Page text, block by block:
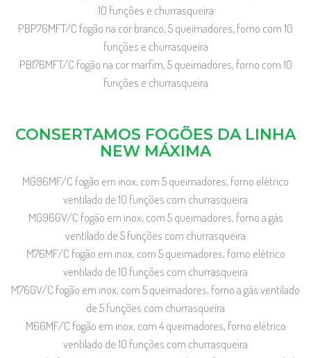
10 funções e churrasqueira
PBP76MFT/C fogão na cor branco, 5 queimadores, forno com 10
funções e churrasqueira
PBI76MFT/C fogão na cor marfim, 5 queimadores, forno com 10
funções e churrasqueira
CONSERTAMOS FOGÕES DA LINHA
NEW MÁXIMA
MG96MF/C fogão em inox, com 5 queimadores, forno elétrico
ventilado de 10 funções com churrasqueira
MG96GV/C fogão em inox, com 5 queimadores, forno a gás
ventilado de 5 funções com churrasqueira
M76MF/C fogão em inox, com 5 queimadores, forno elétrico
ventilado de 10 funções com churrasqueira
M76GV/C fogão em inox, com 5 queimadores, forno a gás ventilado
de 5 funções com churrasqueira
M66MF/C fogão em inox, com 4 queimadores, forno elétrico
ventilado de 10 funções com churrasqueira